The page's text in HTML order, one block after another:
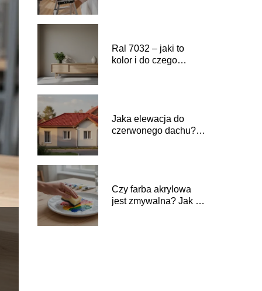
Ral 7032 – jaki to
kolor i do czego
Jaka elewacja do
czerwonego dachu?
Czy farba akrylowa
jest zmywalna? Jak ją